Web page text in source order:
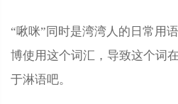
“啾咪”同时是湾湾人的日常用
博使用这个词汇，导致这个词
于淋语吧。